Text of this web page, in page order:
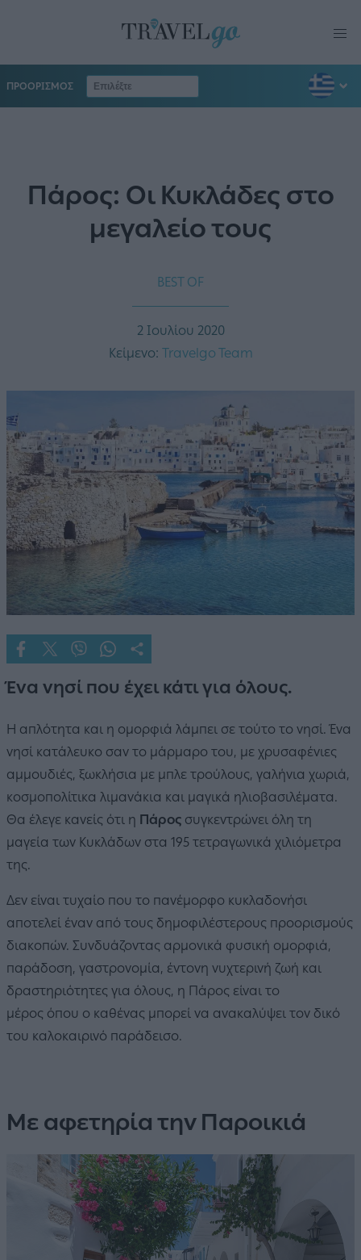
ΠΡΟΟΡΙΣΜΟΣ
Πάρος: Οι Κυκλάδες στο
μεγαλείο τους
BEST OF
2 Ιουλίου 2020
Κείμενο: Travelgo Team
Ένα νησί που έχει κάτι για όλους.
Η απλότητα και η ομορφιά λάμπει σε τούτο το νησί. Ένα
νησί κατάλευκο σαν το μάρμαρο του, με χρυσαφένιες
αμμουδιές, ξωκλήσια με μπλε τρούλους, γαλήνια χωριά,
κοσμοπολίτικα λιμανάκια και μαγικά ηλιοβασιλέματα.
Θα έλεγε κανείς ότι η Πάρος συγκεντρώνει όλη τη
μαγεία των Κυκλάδων στα 195 τετραγωνικά χιλιόμετρα
της.
Δεν είναι τυχαίο που το πανέμορφο κυκλαδονήσι
αποτελεί έναν από τους δημοφιλέστερους προορισμούς
διακοπών. Συνδυάζοντας αρμονικά φυσική ομορφιά,
παράδοση, γαστρονομία, έντονη νυχτερινή ζωή και
δραστηριότητες για όλους, η Πάρος είναι το
μέρος όπου ο καθένας μπορεί να ανακαλύψει τον δικό
του καλοκαιρινό παράδεισο.
Με αφετηρία την Παροικιά